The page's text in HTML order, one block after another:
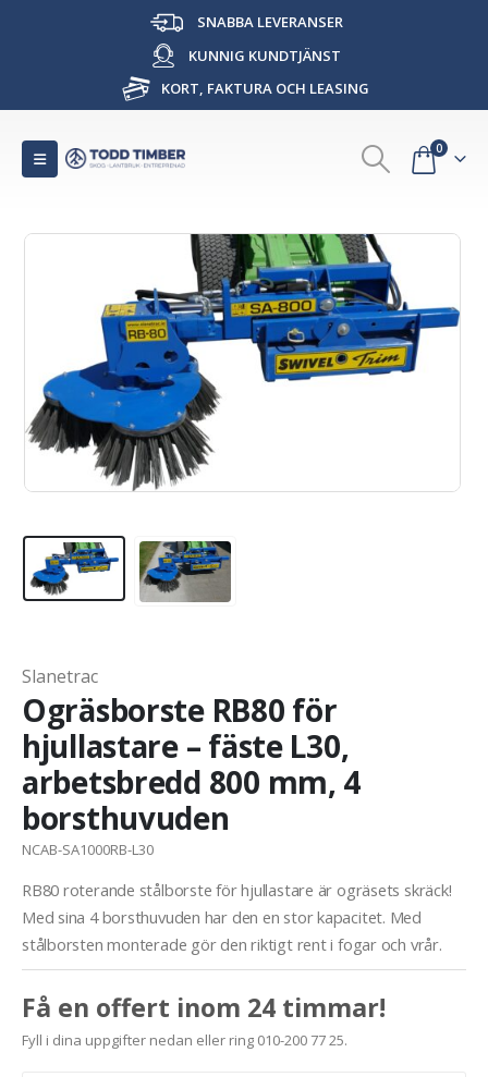
SNABBA LEVERANSER
KUNNIG KUNDTJÄNST
KORT, FAKTURA OCH LEASING
0
Slanetrac
Ogräsborste RB80 för
hjullastare – fäste L30,
arbetsbredd 800 mm, 4
borsthuvuden
NCAB-SA1000RB-L30
RB80 roterande stålborste för hjullastare är ogräsets skräck!
Med sina 4 borsthuvuden har den en stor kapacitet. Med
stålborsten monterade gör den riktigt rent i fogar och vrår.
Få en offert inom 24 timmar!
Fyll i dina uppgifter nedan eller ring 010-200 77 25.